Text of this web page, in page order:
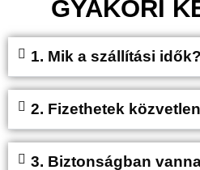
GYAKORI
1. Mik a szállítási idők?
2. Fizethetek
3. Biztonságban